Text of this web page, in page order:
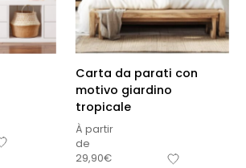
Carta da parati con
motivo giardino
tropicale
À partir
de
29,90€